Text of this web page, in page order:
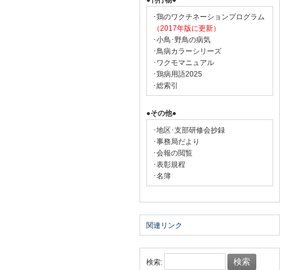
･鶏のワクチネーションプログラム
（2017年版に更新）
･小鳥･野鳥の病気
･鳥病カラーシリーズ
･ワクモマニュアル
･鶏病用語2025
･総索引
●その他●
･地区･支部研修会抄録
･事務局だより
･会報の閲覧
･表彰規程
･名簿
関連リンク
検索: